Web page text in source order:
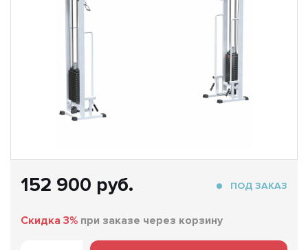
ПОД ЗАКАЗ
152 900 руб.
Скидка 3% при заказе через корзину